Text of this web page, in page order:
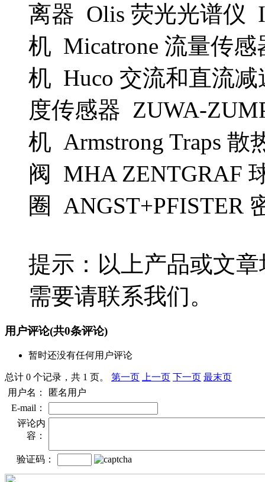
离器 Olis 荧光光谱仪
机 Micatrone 流量传
机 Huco 交流和直流减
度传感器 ZUWA-
机 Armstrong Traps 散
阀 MHA ZENTGRAF
圈 ANGST+PFISTER
提示：以上产品或文
需要请联系我们。
用户评论(共0条评论)
暂时还没有任何用户评论
总计 0 个记录，共 1 页。 第一页 上一页 下一页 最末页
用户名：
匿名用户
E-mail：
评论内
容：
验证码：